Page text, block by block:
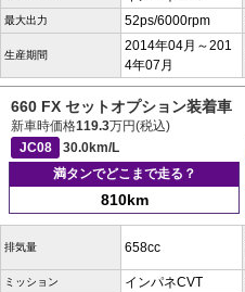
最大出力 52ps/6000rpm
生産期間
2014年04月～201
4年07月
660 FX セットオプション装着車
新車時価格119.3万円(税込)
JC08
30.0km/L
満タンでどこまで走る？
810km
排気量 658cc
ミッション インパネCVT